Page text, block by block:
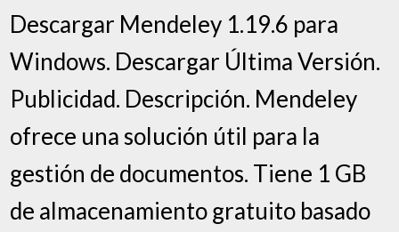
Descargar Mendeley 1.19.6 para
Windows. Descargar Última Versión.
Publicidad. Descripción. Mendeley
ofrece una solución útil para la
gestión de documentos. Tiene 1 GB
de almacenamiento gratuito basado